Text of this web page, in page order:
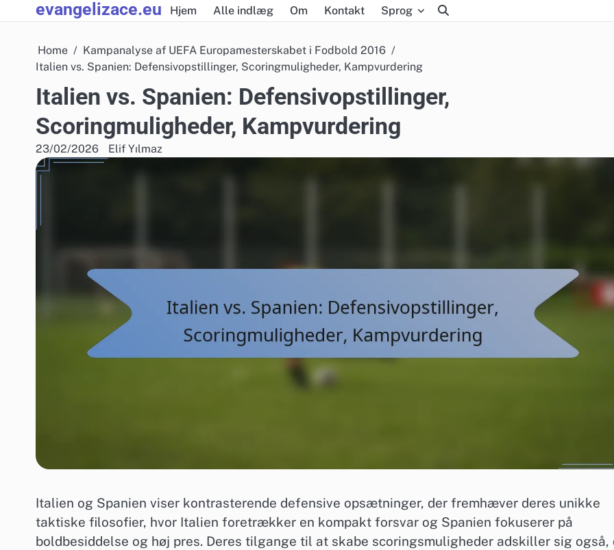
to
evangelizace.eu Hjem Alle indlæg Om Kontakt Sprog
Home
Kampanalyse af UEFA Europamesterskabet i Fodbold 2016
Italien vs. Spanien: Defensivopstillinger, Scoringmuligheder, Kampvurdering
Italien vs. Spanien: Defensivopstillinger,
Scoringmuligheder, Kampvurdering
23/02/2026 Elif Yılmaz
Italien og Spanien viser kontrasterende defensive opsætninger, der fremhæver deres unikke
taktiske filosofier, hvor Italien foretrækker en kompakt forsvar og Spanien fokuserer på
boldbesiddelse og høj pres. Deres tilgange til at skabe scoringsmuligheder adskiller sig også,